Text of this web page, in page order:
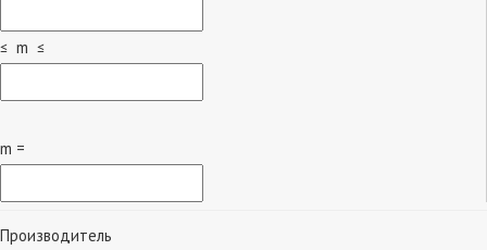
≤ m ≤
m =
Производитель